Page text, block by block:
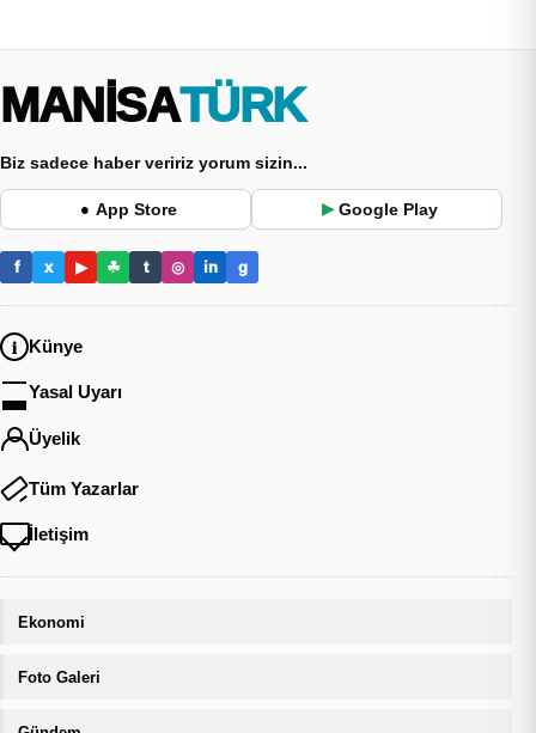
MANİSA TÜRK
Biz sadece haber veririz yorum sizin...
● App Store ▶ Google Play
f x ▶ ☘ t ◎ in g
Künye
Yasal Uyarı
Üyelik
Tüm Yazarlar
İletişim
Ekonomi
Foto Galeri